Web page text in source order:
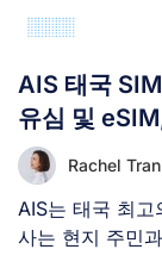
AIS 태국
유심 및
Rachel Tran
AIS는 태국 최
사는 현지 주민